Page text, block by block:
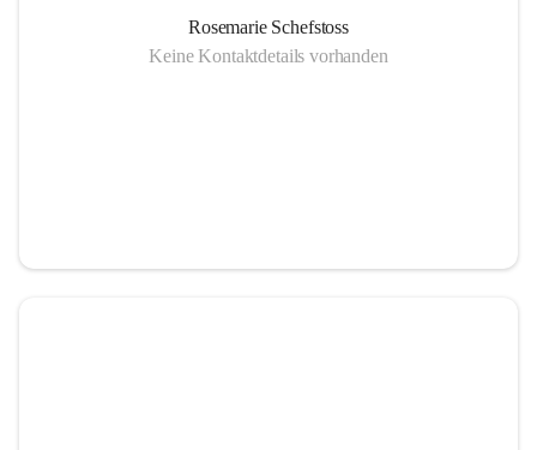
Rosemarie Schefstoss
Keine Kontaktdetails vorhanden